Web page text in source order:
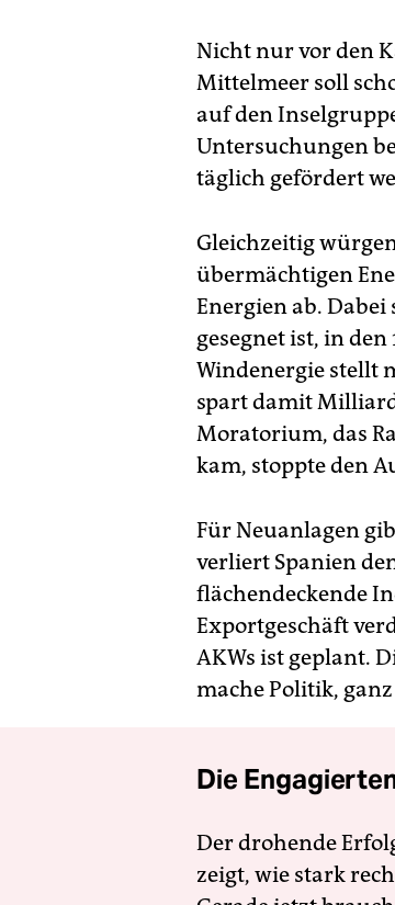
Nicht nur vor den
Mittelmeer soll
auf den
Untersuchungen
täglich gefördert
Gleichzeitig
übermächtigen
Energien ab.
gesegnet ist, in
Windenergie stellt
spart damit
Moratorium, das
kam, stoppte den
Für Neuanlagen
verliert Spanien
flächendeckende
Exportgeschäft
AKWs ist geplant.
mache Politik,
Die
Der drohende
zeigt, wie stark